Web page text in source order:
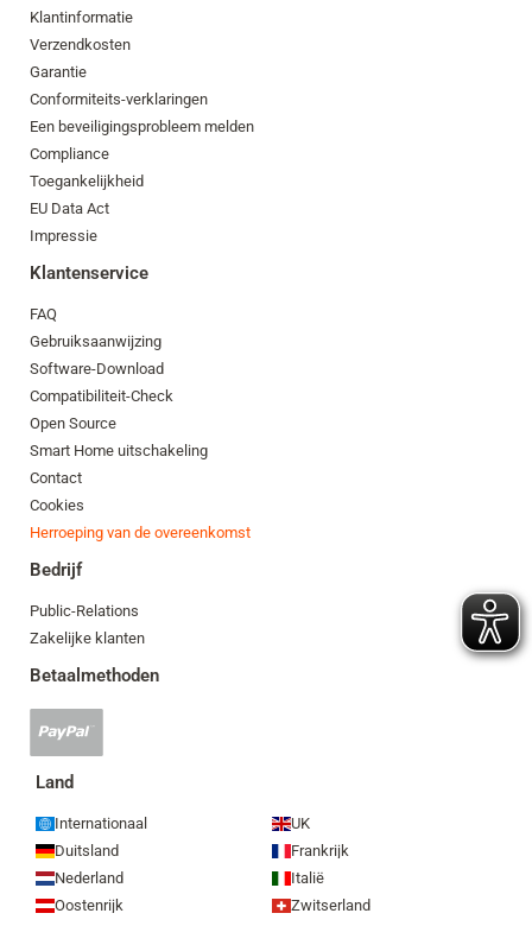
Klantinformatie
Verzendkosten
Garantie
Conformiteits-verklaringen
Een beveiligingsprobleem melden
Compliance
Toegankelijkheid
EU Data Act
Impressie
Klantenservice
FAQ
Gebruiksaanwijzing
Software-Download
Compatibiliteit-Check
Open Source
Smart Home uitschakeling
Contact
Cookies
Herroeping van de overeenkomst
Bedrijf
Public-Relations
Zakelijke klanten
Betaalmethoden
betaling
Land
Internationaal
UK
Duitsland
Frankrijk
Nederland
Italië
Oostenrijk
Zwitserland